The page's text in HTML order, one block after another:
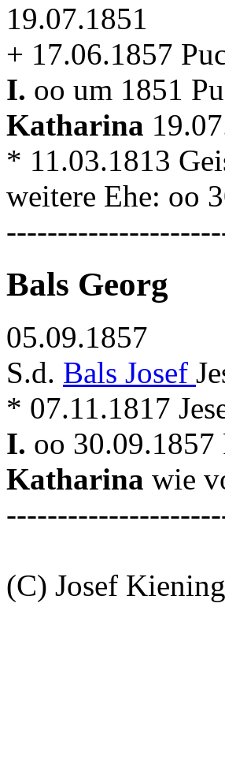
19.07.1851
+ 17.06.1857
I. oo um 1851
Katharina
* 11.03.1813
weitere Ehe: oo
Bals Georg
05.09.1857
S.d. Bals Josef
* 07.11.1817
I. oo 30.09.1857
Katharina wie
(C) Josef